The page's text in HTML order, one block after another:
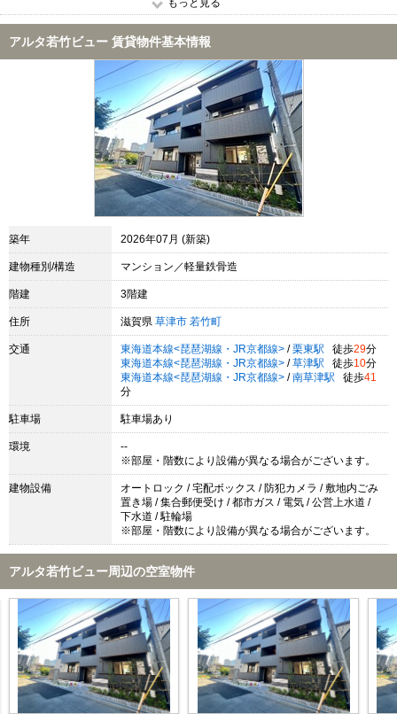
もっと見る
アルタ若竹ビュー 賃貸物件基本情報
築年 2026年07月 (新築)
建物種別/構造 マンション／軽量鉄骨造
階建 3階建
住所 滋賀県 草津市 若竹町
交通 東海道本線<琵琶湖線・JR京都線> / 栗東駅 徒歩29分
東海道本線<琵琶湖線・JR京都線> / 草津駅 徒歩10分
東海道本線<琵琶湖線・JR京都線> / 南草津駅 徒歩41
分
駐車場 駐車場あり
環境
--
※部屋・階数により設備が異なる場合がございます。
建物設備
オートロック / 宅配ボックス / 防犯カメラ / 敷地内ごみ
置き場 / 集合郵便受け / 都市ガス / 電気 / 公営上水道 /
下水道 / 駐輪場
※部屋・階数により設備が異なる場合がございます。
アルタ若竹ビュー周辺の空室物件